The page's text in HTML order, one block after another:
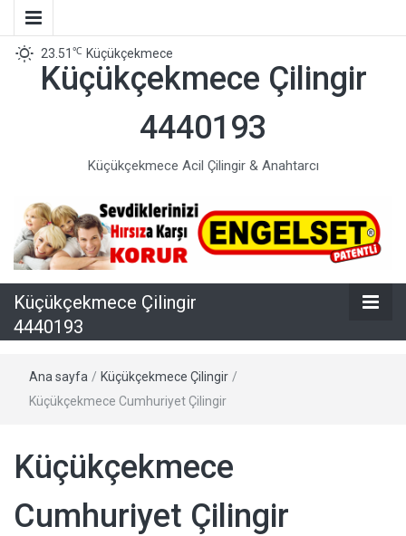
23.51 ℃ Küçükçekmece
Küçükçekmece Çilingir
4440193
Küçükçekmece Acil Çilingir & Anahtarcı
Küçükçekmece Çilingir
4440193
Ana sayfa / Küçükçekmece Çilingir /
Küçükçekmece Cumhuriyet Çilingir
Küçükçekmece
Cumhuriyet Çilingir